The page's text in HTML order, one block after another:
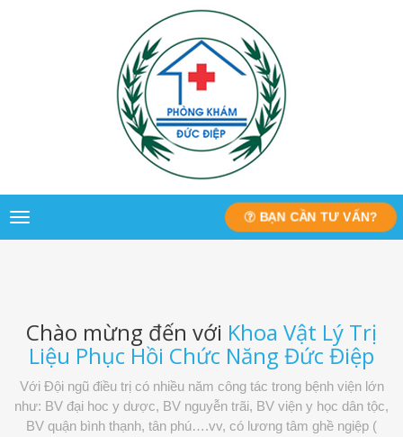
Toggle
navigation
BẠN CẦN TƯ VẤN?
Chào mừng đến với Khoa Vật Lý Trị
Liệu Phục Hồi Chức Năng Đức Điệp
Với Đội ngũ điều trị có nhiều năm công tác trong bệnh viện lớn
như: BV đại hoc y dược, BV nguyễn trãi, BV viện y học dân tộc,
BV quận bình thạnh, tân phú….vv, có lương tâm ghề ngiệp (